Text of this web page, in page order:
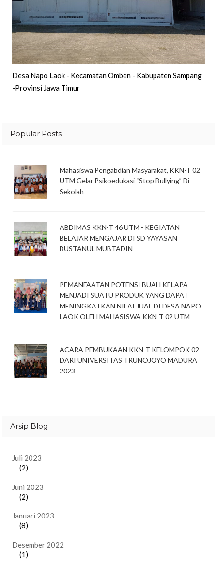
Desa Napo Laok - Kecamatan Omben - Kabupaten Sampang
-Provinsi Jawa Timur
Popular Posts
Mahasiswa Pengabdian Masyarakat, KKN-T 02
UTM Gelar Psikoedukasi “Stop Bullying” Di
Sekolah
ABDIMAS KKN-T 46 UTM - KEGIATAN
BELAJAR MENGAJAR DI SD YAYASAN
BUSTANUL MUBTADIN
PEMANFAATAN POTENSI BUAH KELAPA
MENJADI SUATU PRODUK YANG DAPAT
MENINGKATKAN NILAI JUAL DI DESA NAPO
LAOK OLEH MAHASISWA KKN-T 02 UTM
ACARA PEMBUKAAN KKN-T KELOMPOK 02
DARI UNIVERSITAS TRUNOJOYO MADURA
2023
Arsip Blog
Juli 2023
(2)
Juni 2023
(2)
Januari 2023
(8)
Desember 2022
(1)